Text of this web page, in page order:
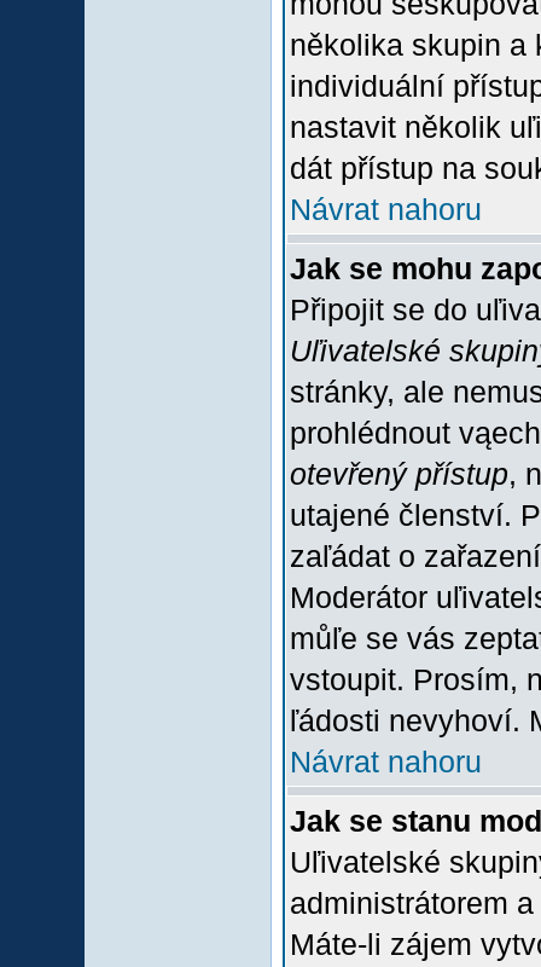
několika skupin a
individuální
nastavit několik
dát přístup na
Návrat nahoru
Jak se mohu
Připojit se do
Uľivatelské
stránky, ale
prohlédnout
otevřený přístup,
utajené členství.
zaľádat o
Moderátor
můľe se vás
vstoupit. Prosím,
ľádosti nevyhoví.
Návrat nahoru
Jak se stanu
Uľivatelské
administrátorem
Máte-li zájem